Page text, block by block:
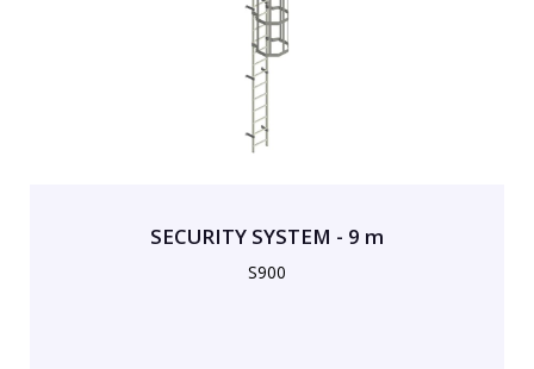
SECURITY SYSTEM - 9 m
S900